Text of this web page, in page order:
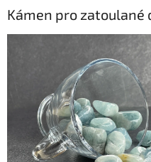
Kámen pro zatoulané